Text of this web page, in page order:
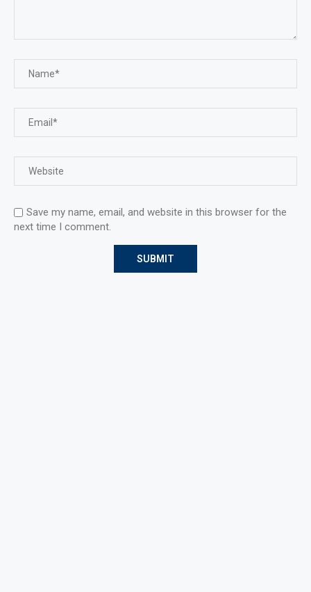
Save my name, email, and website in this browser for the
next time I comment.